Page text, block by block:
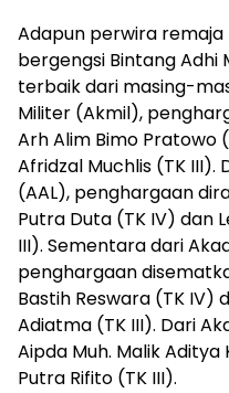
Adapun perwira
bergengsi Bintang Adhi
terbaik dari masing-
Militer (Akmil),
Arh Alim Bimo Pratowo
Afridzal Muchlis (TK III).
(AAL), penghargaan
Putra Duta (TK IV) dan
III). Sementara dari
penghargaan
Bastih Reswara (TK IV)
Adiatma (TK III). Dari
Aipda Muh. Malik
Putra Rifito (TK III).